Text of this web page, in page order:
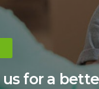
for a